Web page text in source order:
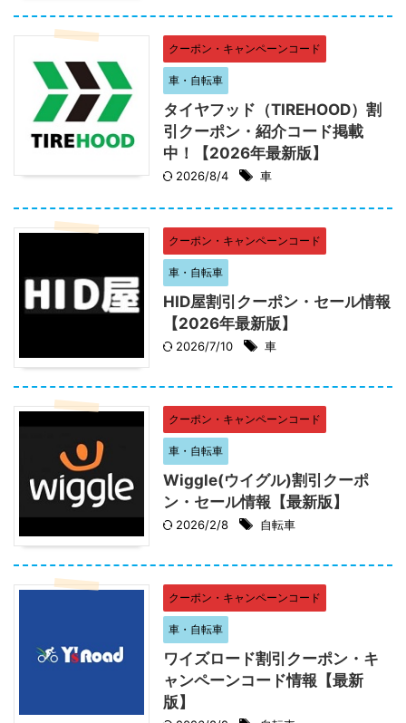
クーポン・キャンペーンコード
車・自転車
タイヤフッド（TIREHOOD）割
引クーポン・紹介コード掲載
中！【2026年最新版】
2026/8/4 車
クーポン・キャンペーンコード
車・自転車
HID屋割引クーポン・セール情報
【2026年最新版】
2026/7/10 車
クーポン・キャンペーンコード
車・自転車
Wiggle(ウイグル)割引クーポ
ン・セール情報【最新版】
2026/2/8 自転車
クーポン・キャンペーンコード
車・自転車
ワイズロード割引クーポン・キ
ャンペーンコード情報【最新
版】